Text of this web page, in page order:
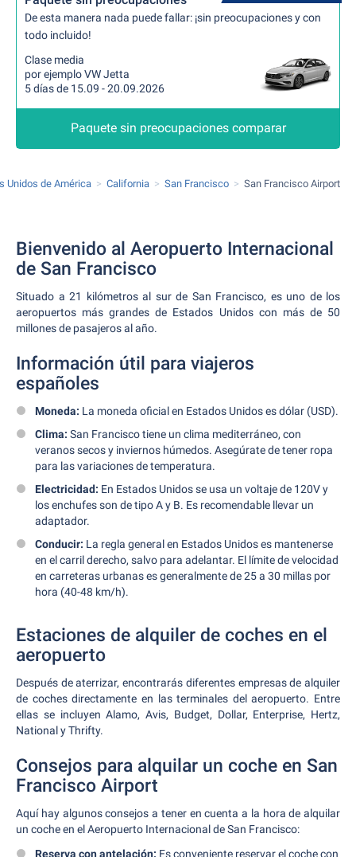
De esta manera nada puede fallar: ¡sin preocupaciones y con
todo incluido!
Clase media
por ejemplo VW Jetta
5 días de 15.09 - 20.09.2026
Paquete sin preocupaciones comparar
Unidos de América California San Francisco San Francisco Airport
Bienvenido al Aeropuerto Internacional
de San Francisco
Situado a 21 kilómetros al sur de San Francisco, es uno de los
aeropuertos más grandes de Estados Unidos con más de 50
millones de pasajeros al año.
Información útil para viajeros
españoles
Moneda: La moneda oficial en Estados Unidos es dólar (USD).
Clima: San Francisco tiene un clima mediterráneo, con
veranos secos y inviernos húmedos. Asegúrate de tener ropa
para las variaciones de temperatura.
Electricidad: En Estados Unidos se usa un voltaje de 120V y
los enchufes son de tipo A y B. Es recomendable llevar un
adaptador.
Conducir: La regla general en Estados Unidos es mantenerse
en el carril derecho, salvo para adelantar. El límite de velocidad
en carreteras urbanas es generalmente de 25 a 30 millas por
hora (40-48 km/h).
Estaciones de alquiler de coches en el
aeropuerto
Después de aterrizar, encontrarás diferentes empresas de alquiler
de coches directamente en las terminales del aeropuerto. Entre
ellas se incluyen Alamo, Avis, Budget, Dollar, Enterprise, Hertz,
National y Thrifty.
Consejos para alquilar un coche en San
Francisco Airport
Aquí hay algunos consejos a tener en cuenta a la hora de alquilar
un coche en el Aeropuerto Internacional de San Francisco:
Reserva con antelación: Es conveniente reservar el coche con